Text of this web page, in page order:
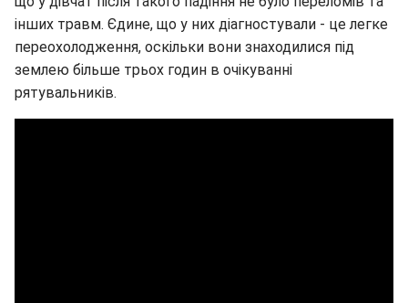
інших травм. Єдине, що у них діагностували - це легке
переохолодження, оскільки вони знаходилися під
землею більше трьох годин в очікуванні
рятувальників.